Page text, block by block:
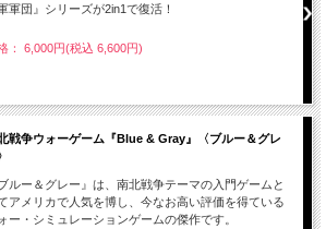
軍団』シリーズが2in1で復活！
： 6,000円(税込 6,600円)
戦争ウォーゲーム『Blue & Gray』〈ブルー＆グレ
ブルー＆グレー』は、南北戦争テーマの入門ゲームと
アメリカで人気を博し、今なお高い評価を得ている
ー・シミュレーションゲームの傑作です。